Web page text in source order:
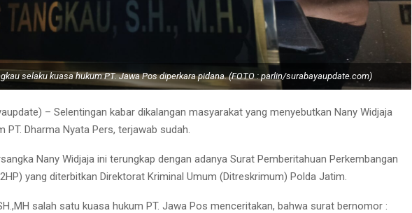
selaku kuasa hukum PT. Jawa Pos diperkara pidana. (FOTO : parlin/surabayaupdate.com)
– Selentingan kabar dikalangan masyarakat yang menyebutkan Nany Widjaja
PT. Dharma Nyata Pers, terjawab sudah.
Nany Widjaja ini terungkap dengan adanya Surat Pemberitahuan Perkembangan
yang diterbitkan Direktorat Kriminal Umum (Ditreskrimum) Polda Jatim.
salah satu kuasa hukum PT. Jawa Pos menceritakan, bahwa surat bernomor :